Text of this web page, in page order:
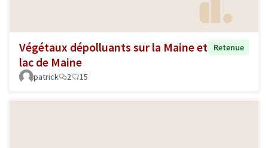
Végétaux dépolluants sur la Maine et
lac de Maine
Retenue
patrick 2 15